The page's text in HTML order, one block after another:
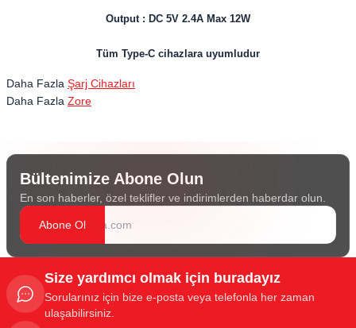
Output : DC 5V 2.4A Max 12W
Tüm Type-C cihazlara uyumludur
Daha Fazla Şarj Cihazları
Daha Fazla Zore
Bültenimize Abone Olun
En son haberler, özel teklifler ve indirimlerden haberdar olun.
Abone Ol
Size yardımcı olmak için buradayız
Sorularınız için bize e-posta veya telefonla her zaman
ulaşabilirsiniz.